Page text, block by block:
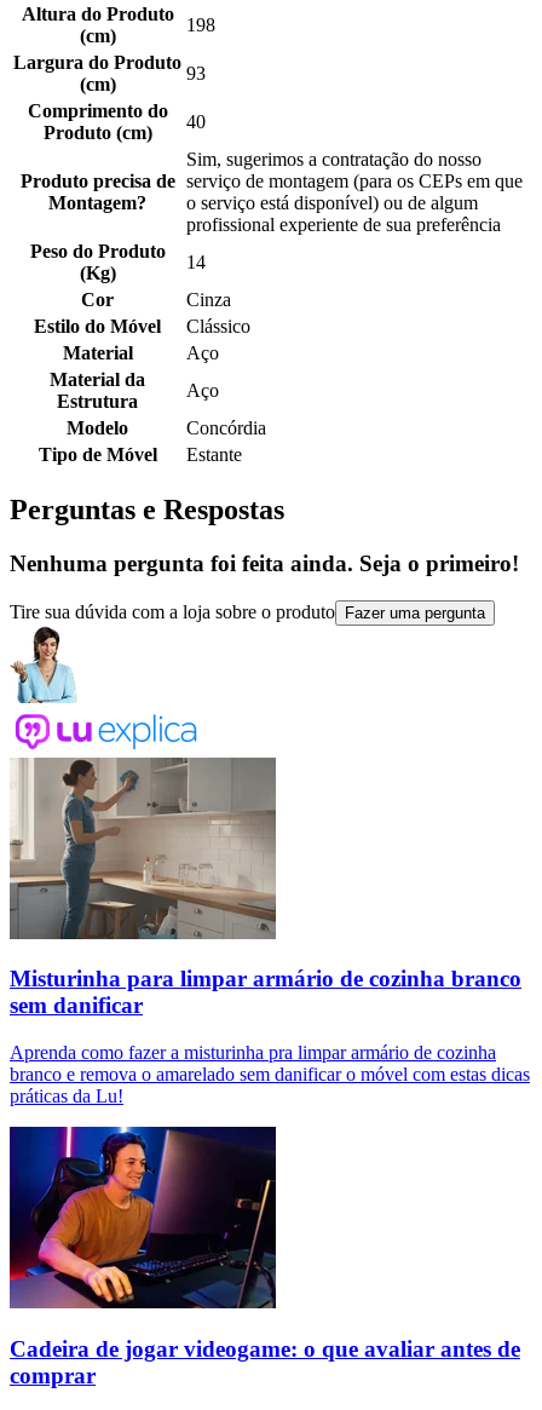
Altura do Produto
(cm)
198
Largura do Produto
(cm)
93
Comprimento do
Produto (cm)
40
Produto precisa de
Montagem?
Sim, sugerimos a contratação do nosso
serviço de montagem (para os CEPs em que
o serviço está disponível) ou de algum
profissional experiente de sua preferência
Peso do Produto
(Kg)
14
Cor
Cinza
Estilo do Móvel
Clássico
Material
Aço
Material da
Estrutura
Aço
Modelo
Concórdia
Tipo de Móvel
Estante
Perguntas e Respostas
Nenhuma pergunta foi feita ainda. Seja o primeiro!
Tire sua dúvida com a loja sobre o produto Fazer uma pergunta
Misturinha para limpar armário de cozinha branco
sem danificar
Aprenda como fazer a misturinha pra limpar armário de cozinha
branco e remova o amarelado sem danificar o móvel com estas dicas
práticas da Lu!
Cadeira de jogar videogame: o que avaliar antes de
comprar